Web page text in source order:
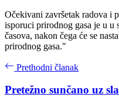
Očekivani završetak radova i
isporuci prirodnog gasa je u u
časova, nakon čega će se
prirodnog gasa."
Prethodni članak
Pretežno sunčano uz